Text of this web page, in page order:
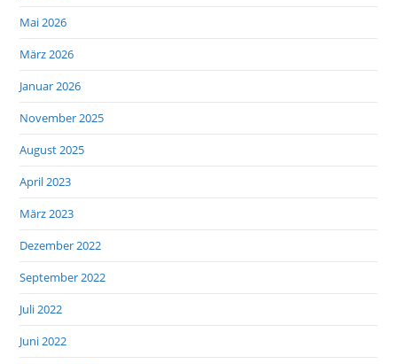
Mai 2026
März 2026
Januar 2026
November 2025
August 2025
April 2023
März 2023
Dezember 2022
September 2022
Juli 2022
Juni 2022